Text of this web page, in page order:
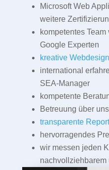
Microsoft Web
weitere
kompetentes
Google Experten
kreative
international
SEA-Manager
kompetente
Betreuung über
transparente
hervorragendes
wir messen jeden
nachvollziehbarem